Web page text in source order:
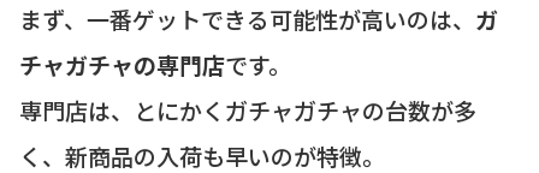
まず、一番ゲットできる可能性が高いのは、 ガ
チャガチャの専門店です。
専門店は、とにかくガチャガチャの台数が多
く、新商品の入荷も早いのが特徴。